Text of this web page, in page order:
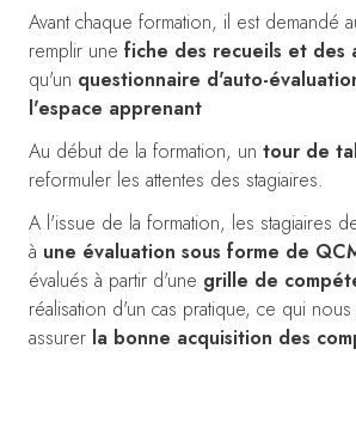
Avant chaque formation, il est demandé
remplir une fiche des recueils et des
qu'un questionnaire d'auto-
l'espace apprenant
Au début de la formation, un tour de
reformuler les attentes des stagiaires.
A l'issue de la formation, les stagiaires
à une évaluation sous forme de
évalués à partir d'une grille de
réalisation d'un cas pratique, ce qui
assurer la bonne acquisition des